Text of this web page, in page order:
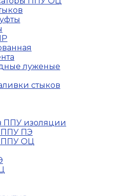
луженые
стыков
ППУ изоляции
ПЭ
ППУ ОЦ